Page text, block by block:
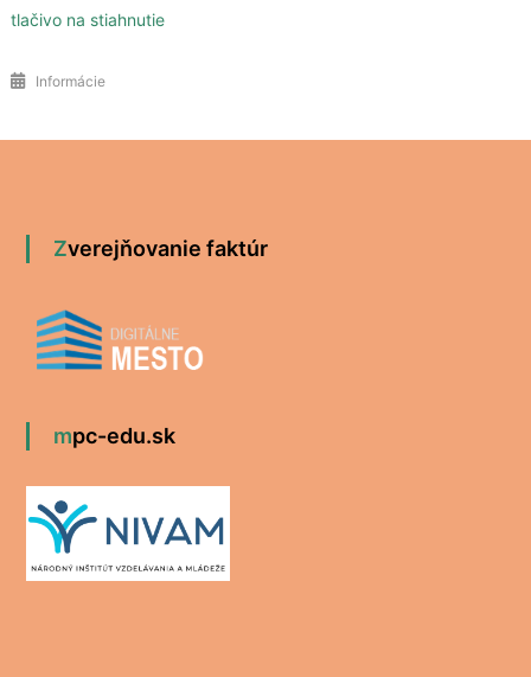
tlačivo na stiahnutie
Informácie
Zverejňovanie faktúr
mpc-edu.sk